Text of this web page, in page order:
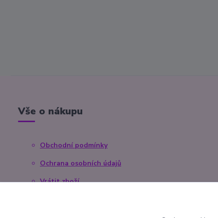
Vše o nákupu
Obchodní podmínky
Ochrana osobních údajů
Vrátit zboží